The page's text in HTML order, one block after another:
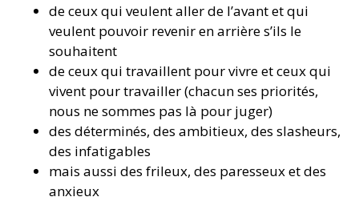
de ceux qui veulent aller de l’avant et qui
veulent pouvoir revenir en arrière s’ils le
souhaitent
de ceux qui travaillent pour vivre et ceux qui
vivent pour travailler (chacun ses priorités,
nous ne sommes pas là pour juger)
des déterminés, des ambitieux, des slasheurs,
des infatigables
mais aussi des frileux, des paresseux et des
anxieux